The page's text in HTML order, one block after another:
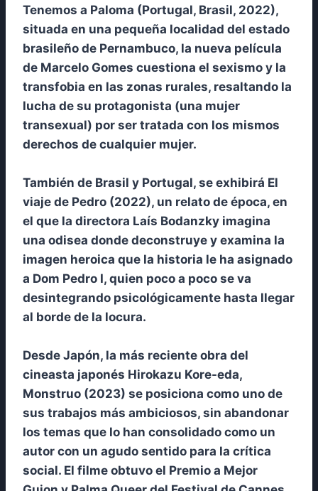
Tenemos a Paloma (Portugal, Brasil, 2022),
situada en una pequeña localidad del estado
brasileño de Pernambuco, la nueva película
de Marcelo Gomes cuestiona el sexismo y la
transfobia en las zonas rurales, resaltando la
lucha de su protagonista (una mujer
transexual) por ser tratada con los mismos
derechos de cualquier mujer.
También de Brasil y Portugal, se exhibirá El
viaje de Pedro (2022), un relato de época, en
el que la directora Laís Bodanzky imagina
una odisea donde deconstruye y examina la
imagen heroica que la historia le ha asignado
a Dom Pedro I, quien poco a poco se va
desintegrando psicológicamente hasta llegar
al borde de la locura.
Desde Japón, la más reciente obra del
cineasta japonés Hirokazu Kore-eda,
Monstruo (2023) se posiciona como uno de
sus trabajos más ambiciosos, sin abandonar
los temas que lo han consolidado como un
autor con un agudo sentido para la crítica
social. El filme obtuvo el Premio a Mejor